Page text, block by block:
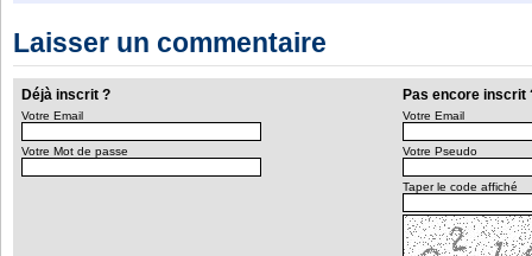
Laisser un commentaire
Déjà inscrit ? Pas encore inscrit
Votre Email
Votre Mot de passe
Votre Email
Votre Pseudo
Taper le code affiché